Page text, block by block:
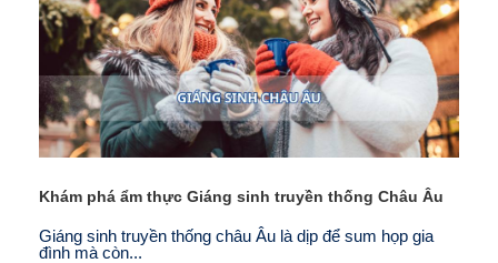
Khám phá ẩm thực Giáng sinh truyền thống Châu Âu
Giáng sinh truyền thống châu Âu là dịp để sum họp gia
đình mà còn...